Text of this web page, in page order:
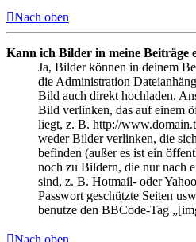
Nach oben
Kann ich Bilder in meine Beiträge
Ja, Bilder können in deinem
die Administration
Bild auch direkt hochladen.
Bild verlinken, das auf einem
liegt, z. B. http://
weder Bilder verlinken, die
befinden (außer es ist ein
noch zu Bildern, die nur nach
sind, z. B. Hotmail- oder
Passwort geschützte Seiten
benutze den BBCode-Tag